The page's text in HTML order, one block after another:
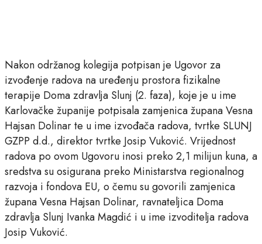
Nakon održanog kolegija potpisan je Ugovor za
izvođenje radova na uređenju prostora fizikalne
terapije Doma zdravlja Slunj (2. faza), koje je u ime
Karlovačke županije potpisala zamjenica župana Vesna
Hajsan Dolinar te u ime izvođača radova, tvrtke SLUNJ
GZPP d.d., direktor tvrtke Josip Vuković. Vrijednost
radova po ovom Ugovoru inosi preko 2,1 milijun kuna, a
sredstva su osigurana preko Ministarstva regionalnog
razvoja i fondova EU, o čemu su govorili zamjenica
župana Vesna Hajsan Dolinar, ravnateljica Doma
zdravlja Slunj Ivanka Magdić i u ime izvoditelja radova
Josip Vuković.